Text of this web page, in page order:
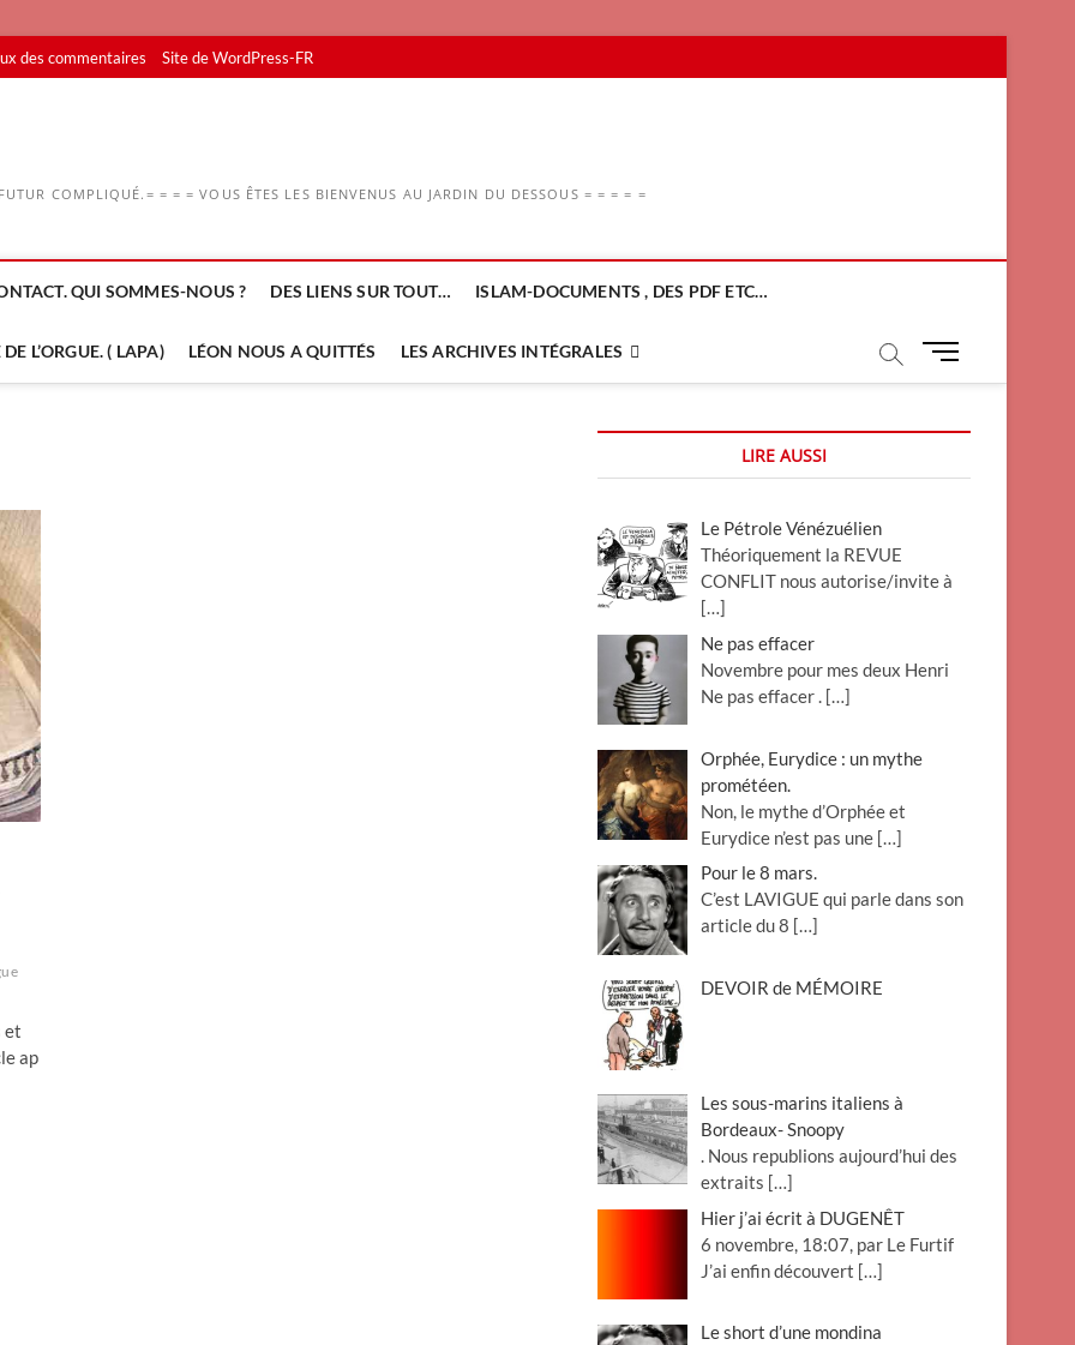
des commentaires Site de WordPress-FR
COMPLIQUÉ.= = = = VOUS ÊTES LES BIENVENUS AU JARDIN DU DESSOUS = = = = =
QUI SOMMES-NOUS ? DES LIENS SUR TOUT… ISLAM-DOCUMENTS , DES PDF ETC…
L’ORGUE. ( LAPA) LÉON NOUS A QUITTÉS LES ARCHIVES INTÉGRALES
M
u
u
n
et
ap
LIRE AUSSI
Le Pétrole Vénézuélien
Théoriquement la REVUE
CONFLIT nous autorise/invite à
[…]
Ne pas effacer
Novembre pour mes deux Henri
Ne pas effacer . […]
Orphée, Eurydice : un mythe
prométéen.
Non, le mythe d’Orphée et
Eurydice n’est pas une […]
Pour le 8 mars.
C’est LAVIGUE qui parle dans son
article du 8 […]
DEVOIR de MÉMOIRE
Les sous-marins italiens à
Bordeaux- Snoopy
. Nous republions aujourd’hui des
extraits […]
Hier j’ai écrit à DUGENÊT
6 novembre, 18:07, par Le Furtif
J’ai enfin découvert […]
Le short d’une mondina